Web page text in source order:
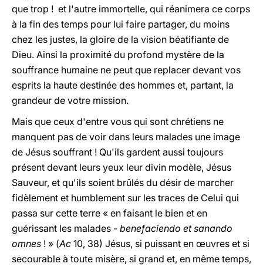
que trop ! ­ et l'autre immortelle, qui réanimera ce corps
à la fin des temps pour lui faire partager, du moins
chez les justes, la gloire de la vision béatifiante de
Dieu. Ainsi la proximité du profond mystère de la
souffrance humaine ne peut que replacer devant vos
esprits la haute destinée des hommes et, partant, la
grandeur de votre mission.
Mais que ceux d'entre vous qui sont chrétiens ne
manquent pas de voir dans leurs malades une image
de Jésus souffrant ! Qu'ils gardent aussi toujours
présent devant leurs yeux leur divin modèle, Jésus
Sauveur, et qu'ils soient brûlés du désir de marcher
fidèlement et humblement sur les traces de Celui qui
passa sur cette terre « en faisant le bien et en
guérissant les malades - benefaciendo et sanando
omnes ! » (Ac 10, 38) Jésus, si puissant en œuvres et si
secourable à toute misère, si grand et, en même temps,